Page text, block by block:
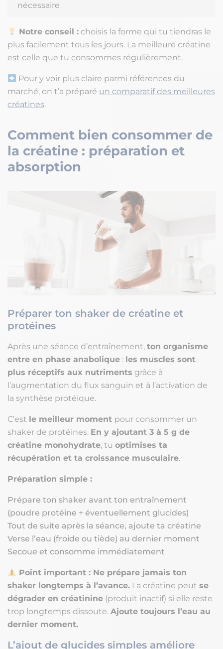
nécessaire
Notre conseil : choisis la forme qui tu tiendras le
plus facilement tous les jours. La meilleure créatine
est celle que tu consommes régulièrement.
Pour y voir plus claire parmi références du
marché, on t’a préparé un comparatif des meilleures
créatines.
Comment bien consommer de
la créatine : préparation et
absorption
Préparer ton shaker de créatine et
protéines
Après une séance d’entraînement, ton organisme
entre en phase anabolique : les muscles sont
plus réceptifs aux nutriments grâce à
l’augmentation du flux sanguin et à l’activation de
la synthèse protéique.
C’est le meilleur moment pour consommer un
shaker de protéines. En y ajoutant 3 à 5 g de
créatine monohydrate, tu optimises ta
récupération et ta croissance musculaire.
Préparation simple :
Prépare ton shaker avant ton entraînement
(poudre protéine + éventuellement glucides)
Tout de suite après la séance, ajoute ta créatine
Verse l’eau (froide ou tiède) au dernier moment
Secoue et consomme immédiatement
Point important : Ne prépare jamais ton
shaker longtemps à l’avance. La créatine peut se
dégrader en créatinine (produit inactif) si elle reste
trop longtemps dissoute. Ajoute toujours l’eau au
dernier moment.
L’ajout de glucides simples améliore